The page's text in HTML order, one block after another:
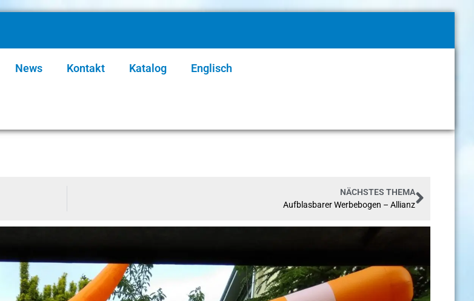
News Kontakt Katalog Englisch
NÄCHSTES THEMA
Aufblasbarer Werbebogen – Allianz